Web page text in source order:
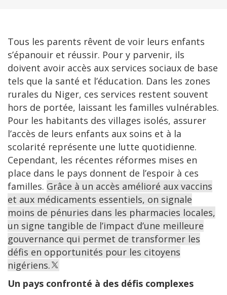
Tous les parents rêvent de voir leurs enfants
s’épanouir et réussir. Pour y parvenir, ils
doivent avoir accès aux services sociaux de base
tels que la santé et l’éducation. Dans les zones
rurales du Niger, ces services restent souvent
hors de portée, laissant les familles vulnérables.
Pour les habitants des villages isolés, assurer
l’accès de leurs enfants aux soins et à la
scolarité représente une lutte quotidienne.
Cependant, les récentes réformes mises en
place dans le pays donnent de l’espoir à ces
familles. Grâce à un accès amélioré aux vaccins
et aux médicaments essentiels, on signale
moins de pénuries dans les pharmacies locales,
un signe tangible de l’impact d’une meilleure
gouvernance qui permet de transformer les
défis en opportunités pour les citoyens
nigériens.
Un pays confronté à des défis complexes